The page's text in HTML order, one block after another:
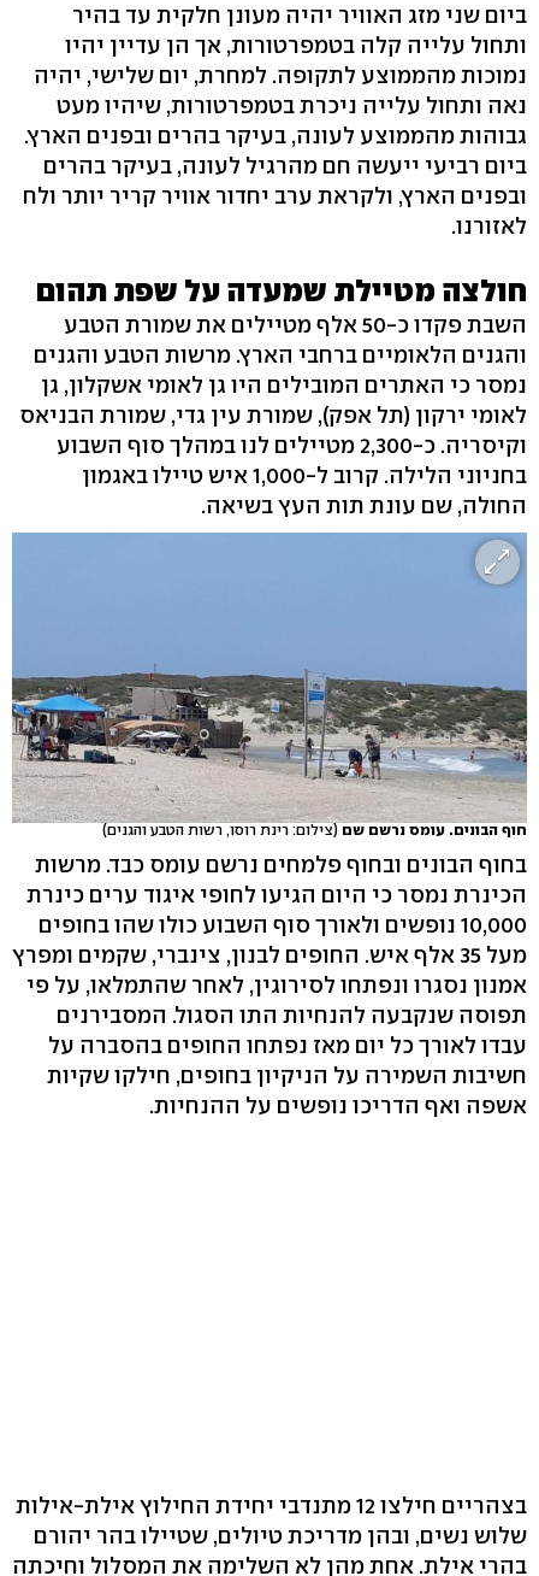
ביום שני מזג האוויר יהיה מעונן חלקית עד בהיר
ותחול עלייה קלה בטמפרטורות, אך הן עדיין יהיו
נמוכות מהממוצע לתקופה. למחרת, יום שלישי, יהיה
נאה ותחול עלייה ניכרת בטמפרטורות, שיהיו מעט
גבוהות מהממוצע לעונה, בעיקר בהרים ובפנים הארץ.
ביום רביעי ייעשה חם מהרגיל לעונה, בעיקר בהרים
ובפנים הארץ, ולקראת ערב יחדור אוויר קריר יותר ולח
לאזורנו.
חולצה מטיילת שמעדה על שפת תהום
השבת פקדו כ-50 אלף מטיילים את שמורת הטבע
והגנים הלאומיים ברחבי הארץ. מרשות הטבע והגנים
נמסר כי האתרים המובילים היו גן לאומי אשקלון, גן
לאומי ירקון (תל אפק), שמורת עין גדי, שמורת הבניאס
וקיסריה. כ-2,300 מטיילים לנו במהלך סוף השבוע
בחניוני הלילה. קרוב ל-1,000 איש טיילו באגמון
החולה, שם עונת תות העץ בשיאה.
חוף הבונים. עומס נרשם שם (צילום: רינת רוסו, רשות הטבע והגנים)
בחוף הבונים ובחוף פלמחים נרשם עומס כבד. מרשות
הכינרת נמסר כי היום הגיעו לחופי איגוד ערים כינרת
10,000 נופשים ולאורך סוף השבוע כולו שהו בחופים
מעל 35 אלף איש. החופים לבנון, צינברי, שקמים ומפרץ
אמנון נסגרו ונפתחו לסירוגין, לאחר שהתמלאו, על פי
תפוסה שנקבעה להנחיות התו הסגול. המסבירנים
עבדו לאורך כל יום מאז נפתחו החופים בהסברה על
חשיבות השמירה על הניקיון בחופים, חילקו שקיות
אשפה ואף הדריכו נופשים על ההנחיות.
בצהריים חילצו 12 מתנדבי יחידת החילוץ אילת-אילות
שלוש נשים, ובהן מדריכת טיולים, שטיילו בהר יהורם
בהרי אילת. אחת מהן לא השלימה את המסלול וחיכתה